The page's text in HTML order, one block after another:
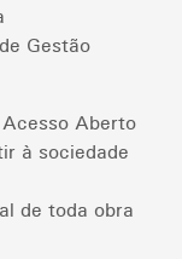
Gestão
Aberto
à sociedade
de toda obra